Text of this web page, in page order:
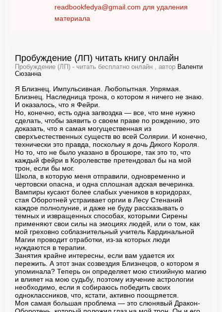
readbookfedya@gmail.com для удаления
материала
Пробуждение (ЛП) читать книгу онлайн
Пробуждение (ЛП) - читать бесплатно онлайн , автор Валенти
Сюзанна
Я Близнец. Импульсивная. Любопытная. Упрямая.
Близнец. Наследница трона, о котором я ничего не знаю.
И оказалось, что я Фейри.
Но, конечно, есть одна загвоздка — все, что мне нужно
сделать, чтобы заявить о своем праве по рождению, это
доказать, что я самая могущественная из
сверхъестественных существ во всей Солярии. И конечно,
технически это правда, поскольку я дочь Дикого Короля.
Но то, что не было указано в брошюре, так это то, что
каждый фейри в Королевстве претендовал бы на мой
трон, если бы мог.
Школа, в которую меня отправили, одновременно и
чертовски опасна, и одна сплошная адская вечеринка.
Вампиры кусают более слабых учеников в коридорах,
стая Оборотней устраивает оргии в Лесу Стенаний
каждое полнолуние, и даже не буду рассказывать о
темных и извращенных способах, которыми Сирены
применяют свои силы на эмоциях людей, или о том, как
мой греховно соблазнительный учитель Кардинальной
Магии проводит отработки, из-за которых люди
нуждаются в терапии.
Занятия крайне интересны, если вам удается их
пережить. А этот знак созвездия Близнецов, о котором я
упоминала? Теперь он определяет мою стихийную магию
и влияет на мою судьбу, поэтому изучение астрологии
необходимо, если я собираюсь победить своих
одноклассников, что, кстати, активно поощряется.
Моя самая большая проблема — это слюнявый Дракон-